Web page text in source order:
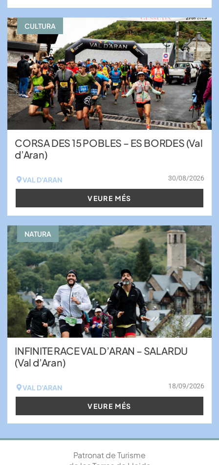
CULTURA
CORSA DES 15 POBLES – ES BORDES (Val
d’Aran)
VAL D'ARAN 30/08/2026
VEURE MÉS
NATURA
INFINITE RACE VAL D’ARAN – SALARDU
(Val d’Aran)
VAL D'ARAN 18/09/2026
VEURE MÉS
Patronat de Turisme